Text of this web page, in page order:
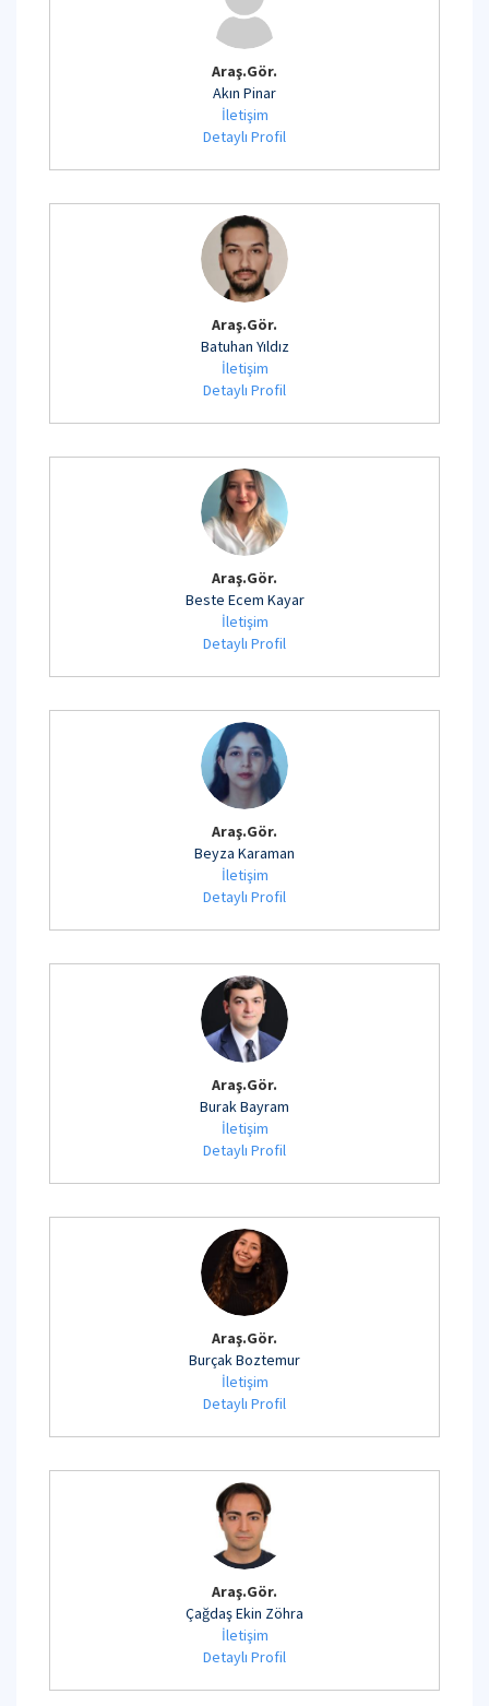
Araş.Gör.
Akın Pinar
İletişim
Detaylı Profil
Araş.Gör.
Batuhan Yıldız
İletişim
Detaylı Profil
Araş.Gör.
Beste Ecem Kayar
İletişim
Detaylı Profil
Araş.Gör.
Beyza Karaman
İletişim
Detaylı Profil
Araş.Gör.
Burak Bayram
İletişim
Detaylı Profil
Araş.Gör.
Burçak Boztemur
İletişim
Detaylı Profil
Araş.Gör.
Çağdaş Ekin Zöhra
İletişim
Detaylı Profil